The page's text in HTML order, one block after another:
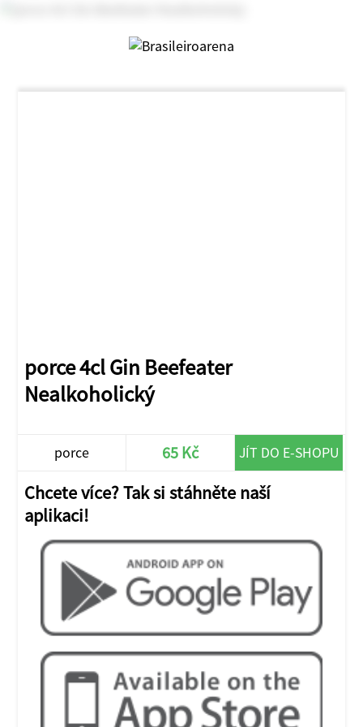
porce 4cl Gin Beefeater
Nealkoholický
porce 65 Kč JÍT DO E-SHOPU
Chcete více? Tak si stáhněte naší
aplikaci!